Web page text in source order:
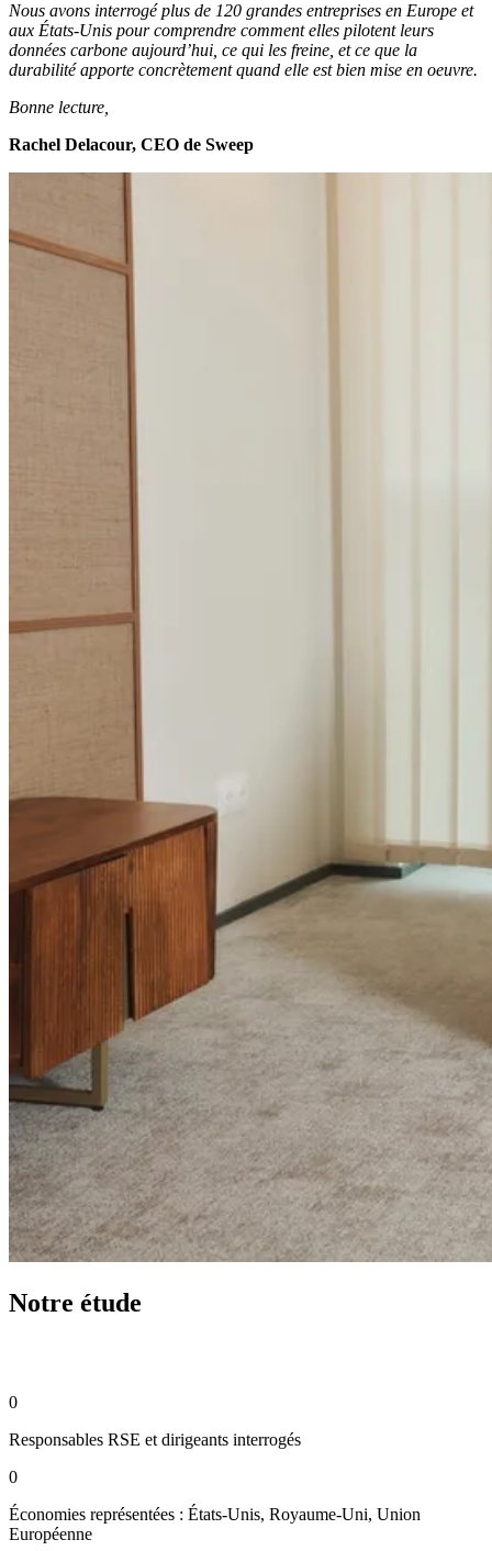
Nous avons interrogé plus de 120 grandes entreprises en Europe et
aux États-Unis pour comprendre comment elles pilotent leurs
données carbone aujourd’hui, ce qui les freine, et ce que la
durabilité apporte concrètement quand elle est bien mise en oeuvre.
Bonne lecture,
Rachel Delacour, CEO de Sweep
Notre étude
0
Responsables RSE et dirigeants interrogés
0
Économies représentées : États-Unis, Royaume-Uni, Union
Européenne